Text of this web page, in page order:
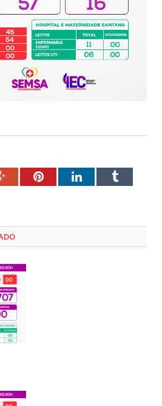
Google+PinterestLinkedInTumblr